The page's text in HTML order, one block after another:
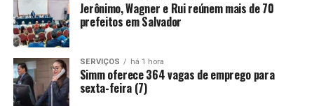
Jerônimo, Wagner e Rui reúnem mais de 70
prefeitos em Salvador
SERVIÇOS há 1 hora
Simm oferece 364 vagas de emprego para
sexta-feira (7)